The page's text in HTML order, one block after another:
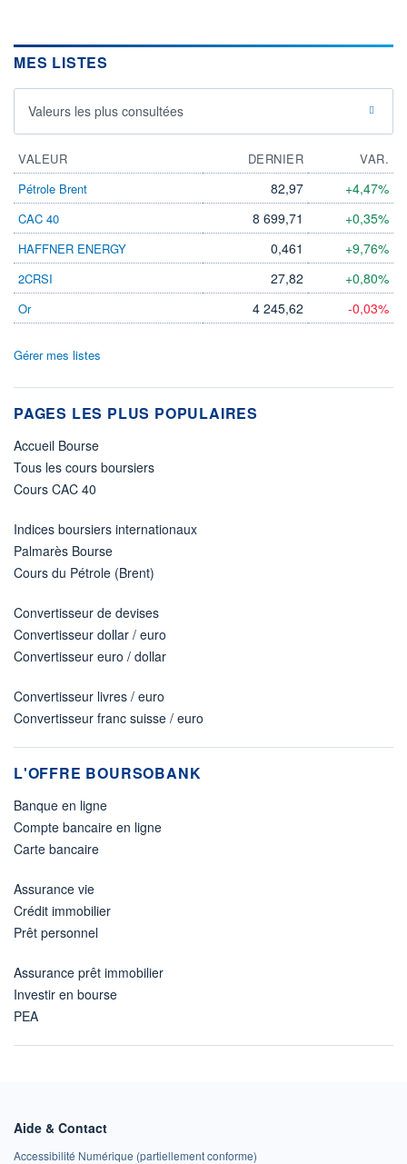
MES LISTES
Valeurs les plus consultées
VALEUR DERNIER
VAR.
Pétrole Brent
82,97 +4,47%
CAC 40 8 699,71 +0,35%
HAFFNER ENERGY 0,461 +9,76%
2CRSI 27,82 +0,80%
Or 4 245,62 -0,03%
Gérer mes listes
PAGES LES PLUS POPULAIRES
Accueil Bourse
Tous les cours boursiers
Cours CAC 40
Indices boursiers internationaux
Palmarès Bourse
Cours du Pétrole (Brent)
Convertisseur de devises
Convertisseur dollar / euro
Convertisseur euro / dollar
Convertisseur livres / euro
Convertisseur franc suisse / euro
L'OFFRE BOURSOBANK
Banque en ligne
Compte bancaire en ligne
Carte bancaire
Assurance vie
Crédit immobilier
Prêt personnel
Assurance prêt immobilier
Investir en bourse
PEA
Aide & Contact
Accessibilité Numérique (partiellement conforme)